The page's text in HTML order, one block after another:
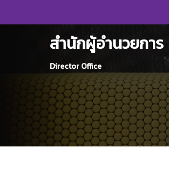
สำนักผู้อำนวยการ
Director Office